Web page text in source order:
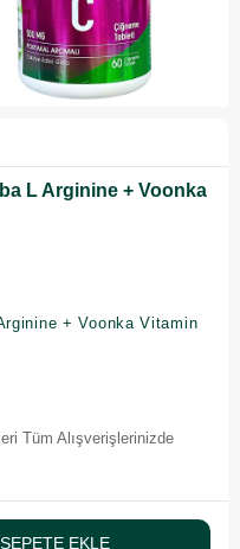
L Arginine + Voonka
+ Voonka Vitamin
Tüm Alışverişlerinizde